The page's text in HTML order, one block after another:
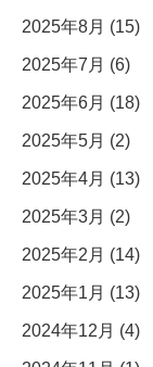
2025年8月 (15)
2025年7月 (6)
2025年6月 (18)
2025年5月 (2)
2025年4月 (13)
2025年3月 (2)
2025年2月 (14)
2025年1月 (13)
2024年12月 (4)